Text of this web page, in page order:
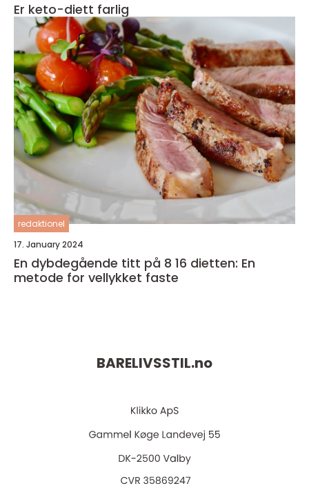
Er keto-diett farlig
redaktionel
17. January 2024
En dybdegående titt på 8 16 dietten: En
metode for vellykket faste
BARELIVSSTIL.no